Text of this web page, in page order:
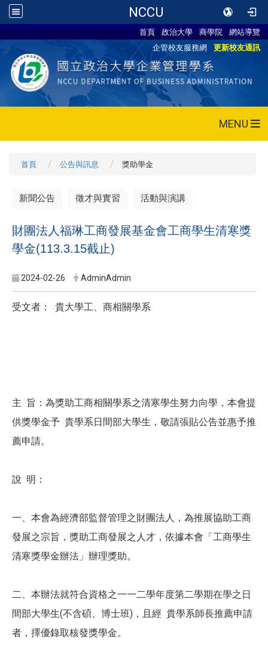
NCCU
首頁 政治大學 商學院
網站導覽
企管校友服務網
更新校友通訊
MENU
首頁 公告與訊息 獎助學金
新聞公告 徵才與實習 活動與演講
財團法人福琳工商發展基金會工商學生清寒獎
學金(113.3.15截止)
2024-02-26 AdminAdmin
受文者： 貴大學工、商相關學系
主 旨：為獎助工商相關學系之清寒學生努力向學，本會提
供獎學金予 貴學系日間部大學生，敬請張貼公告並惠予推
薦申請。
說 明：
一、本會為經濟部監督管理之財團法人，為推展協助工商
發展之宗旨，獎助工商發展之人才，依據本會「工商學生
清寒獎學金辦法」辦理獎助。
二、本辦法就符合資格之一一二學年度第二學期在學之日
間部大學生(不含碩、博士班)，且經 貴學系師長推薦申請
者，擇優錄取核發獎學金。